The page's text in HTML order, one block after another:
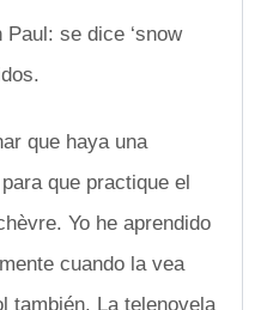
se dice ‘snow
que haya una
que practique el
Yo he aprendido
cuando la vea
también. La telenovela